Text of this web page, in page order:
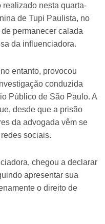
nesta quarta-
de Tupi Paulista, no
permanecer calada
da influenciadora.
entanto, provocou
conduzida
Público de São Paulo. A
desde que a prisão
da advogada vêm se
sociais.
chegou a declarar
apresentar sua
o direito de